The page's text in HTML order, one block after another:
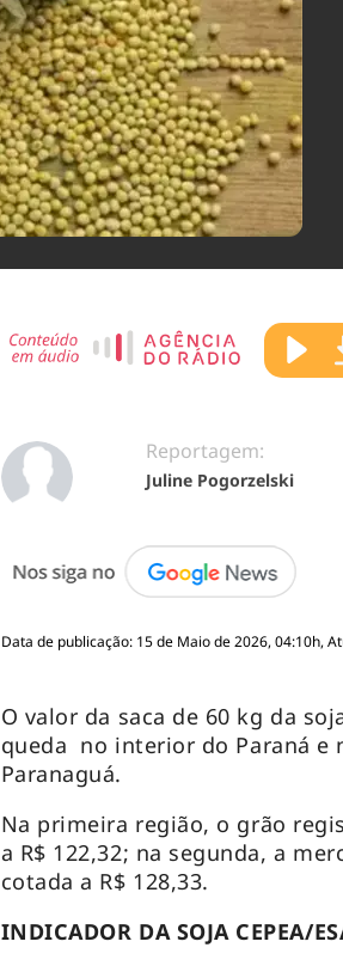
Reportagem:
Juline Pogorzelski
Data de publicação: 15 de Maio de 2026, 04:10h,
O valor da saca de 60 kg da
queda no interior do Paraná e
Paranaguá.
Na primeira região, o grão
a R$ 122,32; na segunda, a
cotada a R$ 128,33.
INDICADOR DA SOJA CEPEA/